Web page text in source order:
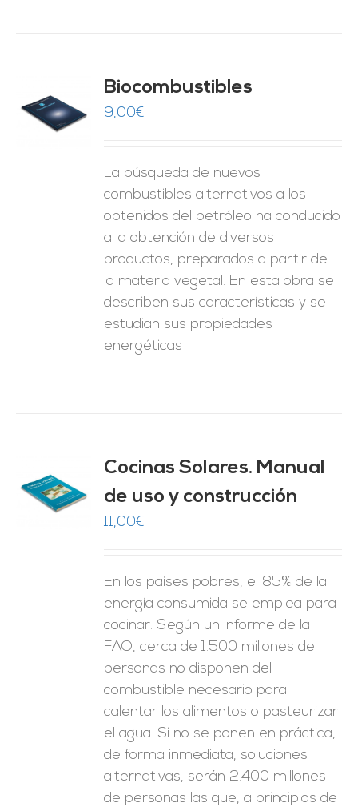
Biocombustibles
9,00€
La búsqueda de nuevos
combustibles alternativos a los
obtenidos del petróleo ha conducido
a la obtención de diversos
productos, preparados a partir de
la materia vegetal. En esta obra se
describen sus características y se
estudian sus propiedades
energéticas
Cocinas Solares. Manual
de uso y construcción
11,00€
En los países pobres, el 85% de la
energía consumida se emplea para
cocinar. Según un informe de la
FAO, cerca de 1.500 millones de
personas no disponen del
combustible necesario para
calentar los alimentos o pasteurizar
el agua. Si no se ponen en práctica,
de forma inmediata, soluciones
alternativas, serán 2.400 millones
de personas las que, a principios de